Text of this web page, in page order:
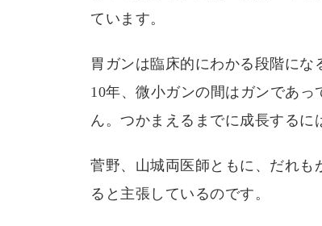
ています。
胃ガンは臨床的にわかる段階に
10年、微小ガンの間はガンであ
ん。つかまえるまでに成長するに
菅野、山城両医師ともに、だれも
ると主張しているのです。